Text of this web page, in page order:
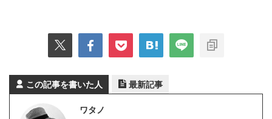
この記事を書いた人 最新記事
ワタノ